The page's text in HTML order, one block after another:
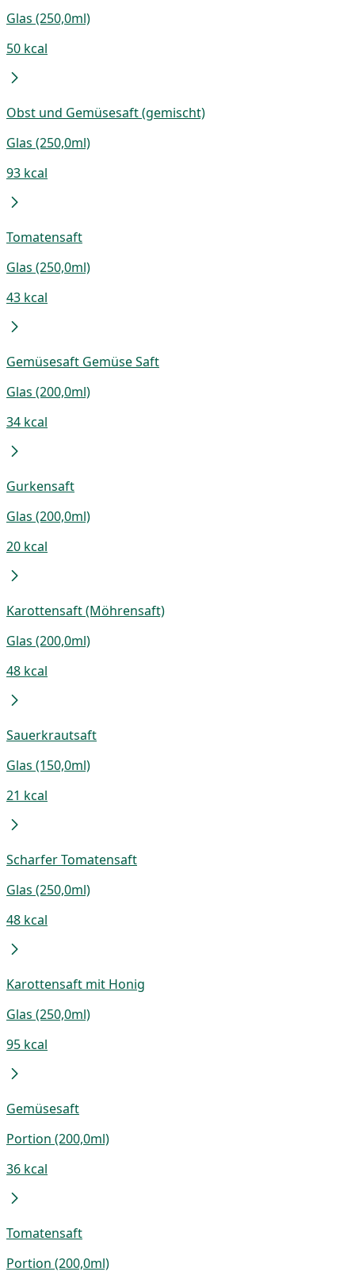
Glas (250,0ml)
50 kcal
Obst und Gemüsesaft (gemischt)
Glas (250,0ml)
93 kcal
Tomatensaft
Glas (250,0ml)
43 kcal
Gemüsesaft Gemüse Saft
Glas (200,0ml)
34 kcal
Gurkensaft
Glas (200,0ml)
20 kcal
Karottensaft (Möhrensaft)
Glas (200,0ml)
48 kcal
Sauerkrautsaft
Glas (150,0ml)
21 kcal
Scharfer Tomatensaft
Glas (250,0ml)
48 kcal
Karottensaft mit Honig
Glas (250,0ml)
95 kcal
Gemüsesaft
Portion (200,0ml)
36 kcal
Tomatensaft
Portion (200,0ml)